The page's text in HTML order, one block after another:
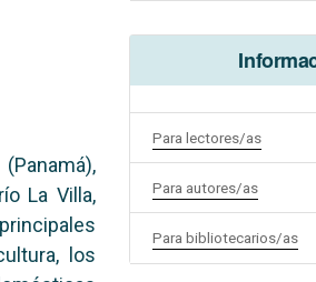
La Villa,
los
Para lectores/as
Para autores/as
Para bibliotecarios/as